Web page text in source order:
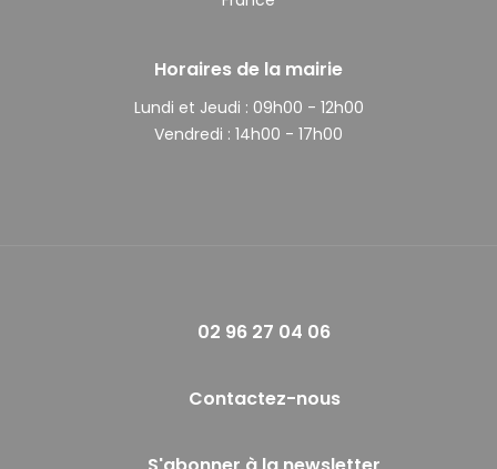
Horaires de la mairie
Lundi et Jeudi : 09h00 - 12h00
Vendredi : 14h00 - 17h00
02 96 27 04 06
Contactez-nous